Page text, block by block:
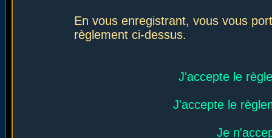
En vous enregistrant, vous vous
règlement ci-dessus.
J'accepte le
J'accepte le
Je